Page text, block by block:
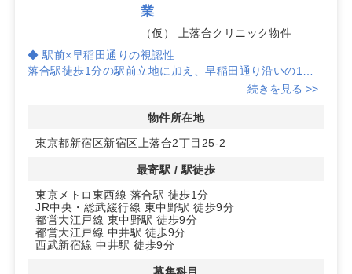
業
（仮） 上落合クリニック物件
◆ 駅前×早稲田通りの視認性
落合駅徒歩1分の駅前立地に加え、早稲田通り沿いの1階
路面で通行者からの視認性が高く、地域での認知形成と集
へも徒歩圏で広域アクセスに対応します。
◆ 新築RC×1フロア1住戸の安心感
2026年4月竣工予定の新築RC。1フロア1住戸、南向きで
が魅力です。
地上1階区画でアプローチが明快なため、患者動線をシン
プルに構築できます。
続きを見る >>
物件所在地
東京都新宿区新宿区上落合2丁目25-2
最寄駅 / 駅徒歩
東京メトロ東西線 落合駅 徒歩1分
JR中央・総武緩行線 東中野駅 徒歩9分
都営大江戸線 東中野駅 徒歩9分
都営大江戸線 中井駅 徒歩9分
西武新宿線 中井駅 徒歩9分
募集科目